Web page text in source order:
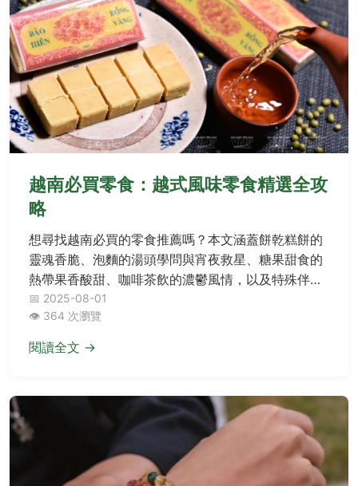
越南必買零食：越式風味零食精選全攻
略
想尋找越南必買的零食推薦嗎？本文涵蓋餅乾糕餅的
靈魂香脆、泡麵的湯頭學問與宵夜救星、糖果甜食的
熱帶果香酸甜、咖啡茶飲的濃鬱風情，以及特殊伴手
禮的獨特在地體驗，帶你深入探索越式美味，解決常
見疑問，一次掌握所有必買清單！
📅 2025-08-01
👁️ 364 次瀏覽
閱讀全文 →